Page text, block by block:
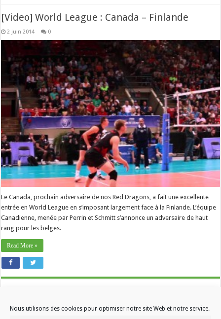
Nous utilisons des cookies pour optimiser notre site Web et notre service.
[Video] World League : Canada – Finlande
2 juin 2014 0
Le Canada, prochain adversaire de nos Red Dragons, a fait une excellente
entrée en World League en s’imposant largement face à la Finlande. L’équipe
Canadienne, menée par Perrin et Schmitt s’annonce un adversaire de haut
rang pour les belges.
Read More »